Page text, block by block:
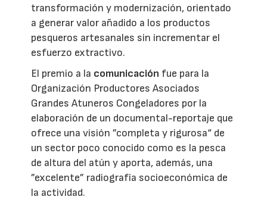
transformación y modernización, orientado
a generar valor añadido a los productos
pesqueros artesanales sin incrementar el
esfuerzo extractivo.
El premio a la comunicación fue para la
Organización Productores Asociados
Grandes Atuneros Congeladores por la
elaboración de un documental-reportaje que
ofrece una visión ”completa y rigurosa“ de
un sector poco conocido como es la pesca
de altura del atún y aporta, además, una
”excelente” radiografía socioeconómica de
la actividad.